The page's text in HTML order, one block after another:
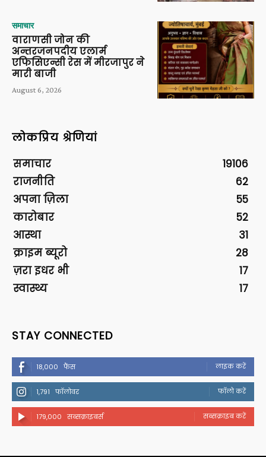
समाचार
वाराणसी जोन की
अन्तरजनपदीय एलार्म
एफिसिएन्सी रेस में मीरजापुर ने
मारी बाजी
August 6, 2026
लोकप्रिय श्रेणियां
समाचार
19106
राजनीति
62
अपना ज़िला
55
कारोबार
52
आस्था
31
क्राइम ब्यूरो
28
ज़रा इधर भी
17
स्वास्थ्य
17
STAY CONNECTED
18,000 फैंस लाइक करें
1,791 फॉलोवर फॉलो करें
179,000 सब्सक्राइबर्स सब्सक्राइब करें